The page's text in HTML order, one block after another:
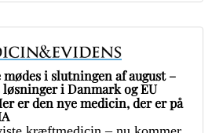
i slutningen af august –
løsninger i Danmark og EU
er den nye medicin, der er på